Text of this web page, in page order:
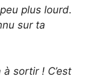
plus lourd.
sur ta
sortir ! C’est